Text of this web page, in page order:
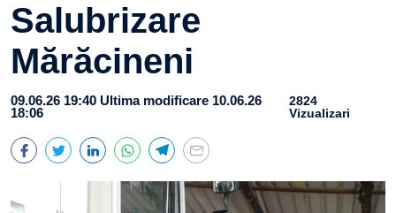
Salubrizare
Mărăcineni
09.06.26 19:40 Ultima modificare 10.06.26
18:06
2824
Vizualizari